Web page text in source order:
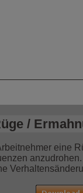
/
eine